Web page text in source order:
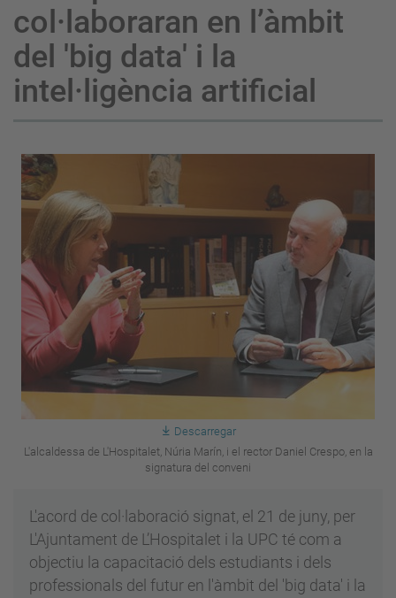
col·laboraran en l’àmbit
del 'big data' i la
intel·ligència artificial
Descarregar
L'alcaldessa de L'Hospitalet, Núria Marín, i el rector Daniel Crespo, en la
signatura del conveni
L'acord de col·laboració signat, el 21 de juny, per
L'Ajuntament de L’Hospitalet i la UPC té com a
objectiu la capacitació dels estudiants i dels
professionals del futur en l'àmbit del 'big data' i la